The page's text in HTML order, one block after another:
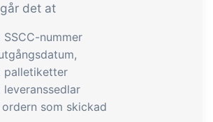
livsmedelsföretag
kan fungera som en
leverantörsportal eller
det at
nummer
palletiketter
leveranssedlar
som skickad